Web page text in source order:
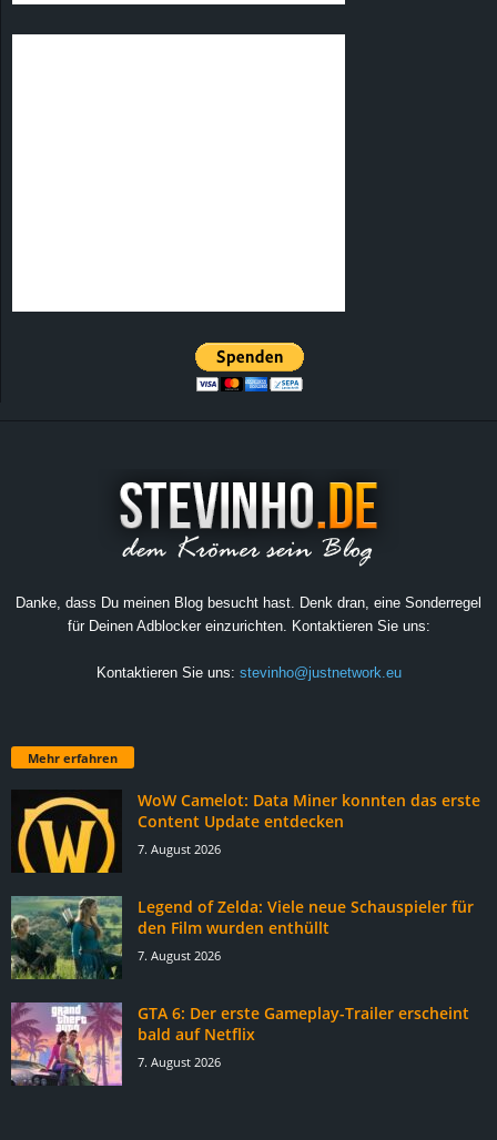
Danke, dass Du meinen Blog besucht hast. Denk dran, eine Sonderregel
für Deinen Adblocker einzurichten. Kontaktieren Sie uns:
Kontaktieren Sie uns: stevinho@justnetwork.eu
Mehr erfahren
WoW Camelot: Data Miner konnten das erste
Content Update entdecken
7. August 2026
Legend of Zelda: Viele neue Schauspieler für
den Film wurden enthüllt
7. August 2026
GTA 6: Der erste Gameplay-Trailer erscheint
bald auf Netflix
7. August 2026